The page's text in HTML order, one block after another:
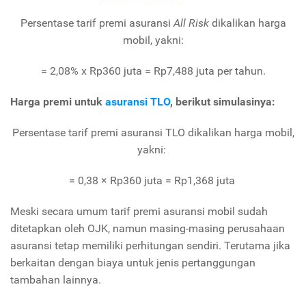
Persentase tarif premi asuransi All Risk dikalikan harga
mobil, yakni:
= 2,08% x Rp360 juta = Rp7,488 juta per tahun.
Harga premi untuk asuransi TLO, berikut simulasinya:
Persentase tarif premi asuransi TLO dikalikan harga mobil,
yakni:
= 0,38 × Rp360 juta = Rp1,368 juta
Meski secara umum tarif premi asuransi mobil sudah
ditetapkan oleh OJK, namun masing-masing perusahaan
asuransi tetap memiliki perhitungan sendiri. Terutama jika
berkaitan dengan biaya untuk jenis pertanggungan
tambahan lainnya.